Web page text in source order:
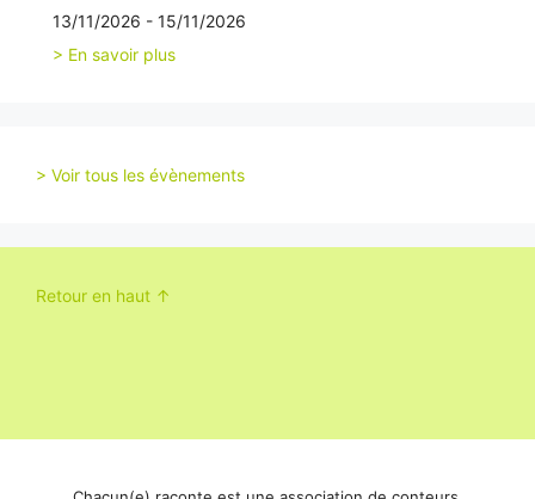
13/11/2026 - 15/11/2026
> En savoir plus
> Voir tous les évènements
Retour en haut ↑